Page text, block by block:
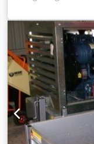
maximale
deeltjes: 60 mm
(gewicht)
maximale
mogelijkheid tot
frequentieregelaar
Staat van het
een
60 dagen direct
Hs Adwsr
model • Wordt
22/24/26mm en
130/146mm • 6
Lxb = 833x501 •
Nieuw Bouwjaar: